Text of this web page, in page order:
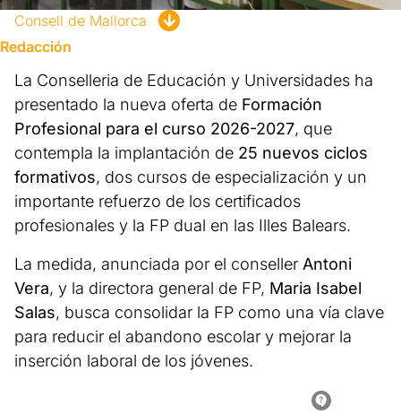
Consell de Mallorca
Redacción
La Conselleria de Educación y Universidades ha
presentado la nueva oferta de Formación
Profesional para el curso 2026-2027, que
contempla la implantación de 25 nuevos ciclos
formativos, dos cursos de especialización y un
importante refuerzo de los certificados
profesionales y la FP dual en las Illes Balears.
La medida, anunciada por el conseller Antoni
Vera, y la directora general de FP, Maria Isabel
Salas, busca consolidar la FP como una vía clave
para reducir el abandono escolar y mejorar la
inserción laboral de los jóvenes.